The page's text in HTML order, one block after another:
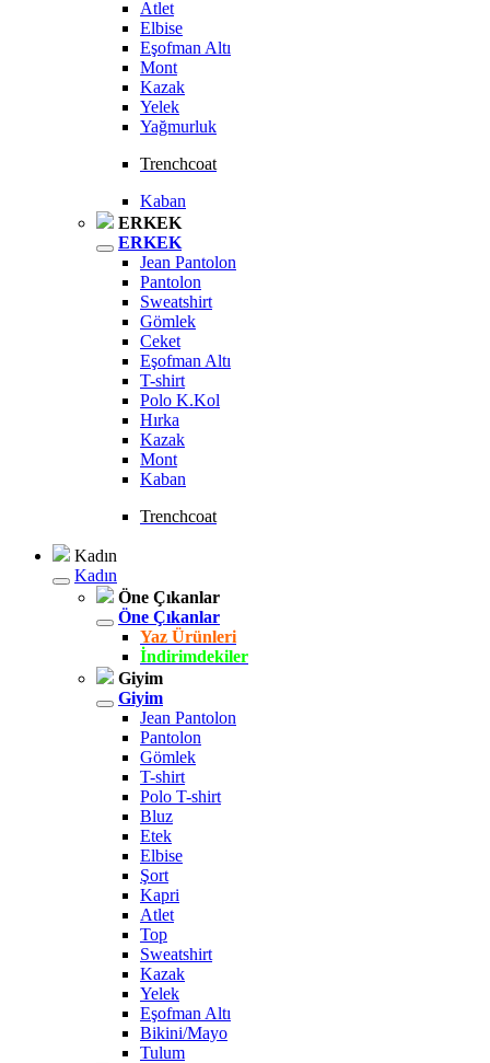
Atlet
Elbise
Eşofman Altı
Mont
Kazak
Yelek
Yağmurluk
Trenchcoat
Kaban
ERKEK
ERKEK
Jean Pantolon
Pantolon
Sweatshirt
Gömlek
Ceket
Eşofman Altı
T-shirt
Polo K.Kol
Hırka
Kazak
Mont
Kaban
Trenchcoat
Kadın
Kadın
Öne Çıkanlar
Öne Çıkanlar
Yaz Ürünleri
İndirimdekiler
Giyim
Giyim
Jean Pantolon
Pantolon
Gömlek
T-shirt
Polo T-shirt
Bluz
Etek
Elbise
Şort
Kapri
Atlet
Top
Sweatshirt
Kazak
Yelek
Eşofman Altı
Bikini/Mayo
Tulum